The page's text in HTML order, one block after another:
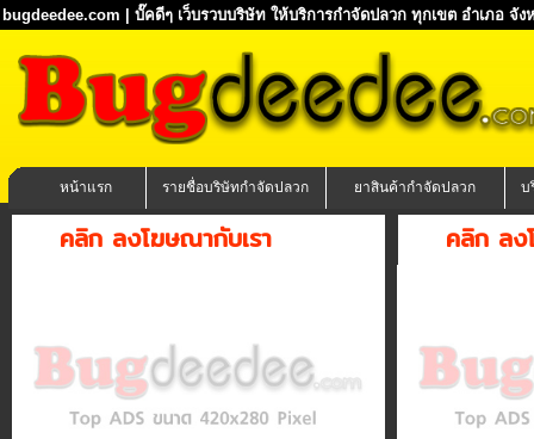
bugdeedee.com | บั๊คดีๆ เว็บรวบบริษัท ให้บริการกำจัดปลวก ทุกเขต อำเภอ จั
หน้าแรก รายชื่อบริษัทกำจัดปลวก ยาสินค้ากำจัดปลวก บ
คลิก ลงโฆษณากับเรา คลิก ลง